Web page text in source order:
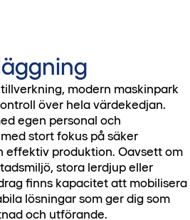
modern maskinpark
över hela värdekedjan.
egen personal och
stort fokus på säker
effektiv produktion. Oavsett om
stora lerdjup eller
finns kapacitet att mobilisera
lösningar som ger dig som
och utförande.